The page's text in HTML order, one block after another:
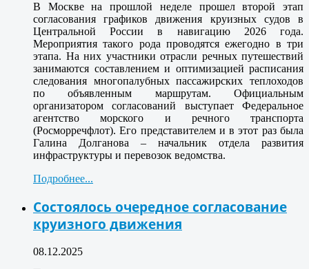
В Москве на прошлой неделе прошел второй этап
согласования графиков движения круизных судов в
Центральной России в навигацию 2026 года.
Мероприятия такого рода проводятся ежегодно в три
этапа. На них участники отрасли речных путешествий
занимаются составлением и оптимизацией расписания
следования многопалубных пассажирских теплоходов
по объявленным маршрутам. Официальным
организатором согласований выступает Федеральное
агентство морского и речного транспорта
(Росморречфлот). Его представителем и в этот раз была
Галина Долганова – начальник отдела развития
инфраструктуры и перевозок ведомства.
Подробнее...
Состоялось очередное согласование
круизного движения
08.12.2025